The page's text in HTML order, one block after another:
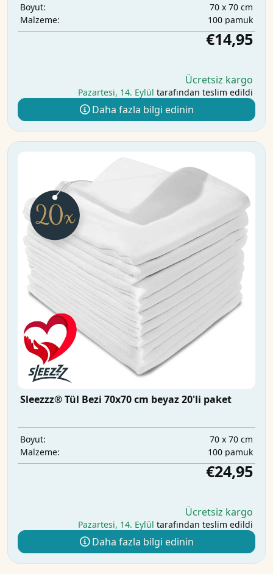
Boyut:
70 x 70 cm
Malzeme:
100 pamuk
€14,95
Ücretsiz kargo
Pazartesi, 14. Eylül tarafından teslim edildi
Daha fazla bilgi edinin
Sleezzz® Tül Bezi 70x70 cm beyaz 20'li paket
Boyut:
70 x 70 cm
Malzeme:
100 pamuk
€24,95
Ücretsiz kargo
Pazartesi, 14. Eylül tarafından teslim edildi
Daha fazla bilgi edinin